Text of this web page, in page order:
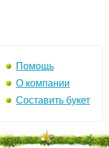
Помощь
О компании
Составить букет